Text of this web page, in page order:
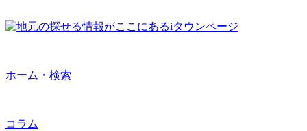
ホーム・検索
コラム